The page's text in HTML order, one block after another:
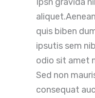
quis biben
ipsutis sem
odio sit amet
Sed non
consequat